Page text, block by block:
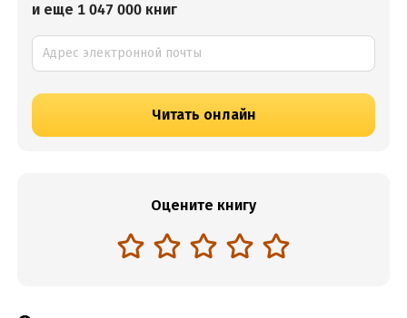
и еще 1 047 000 книг
Читать онлайн
Оцените книгу